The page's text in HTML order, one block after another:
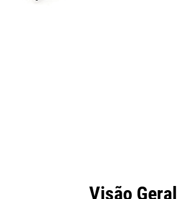
Visão Geral